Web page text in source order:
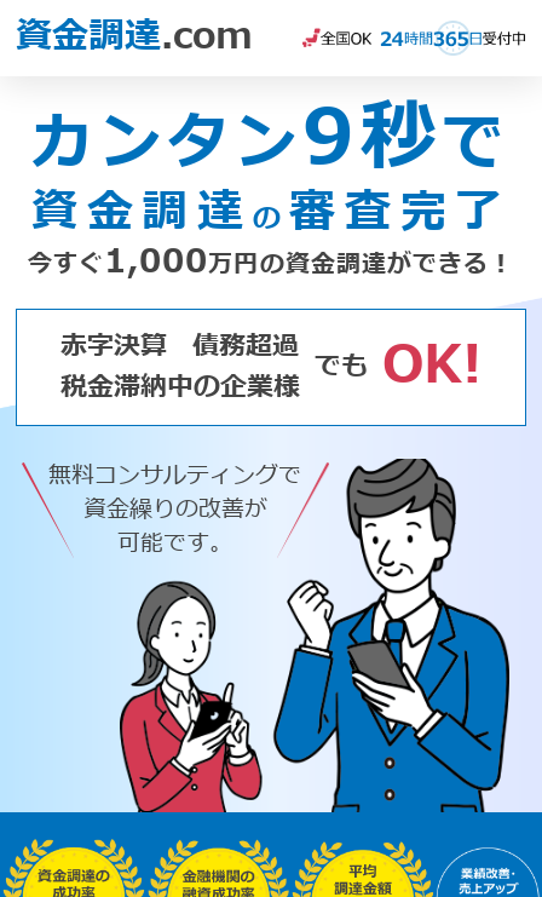
資金調達.com
カンタン9秒で
資金調達 の審査完了
今すぐ1,000万円の資金調達ができる！
赤字決算
債務超過
税金滞納中の企業様 でも OK!
無料コンサルティングで
資金繰りの改善が
可能です。